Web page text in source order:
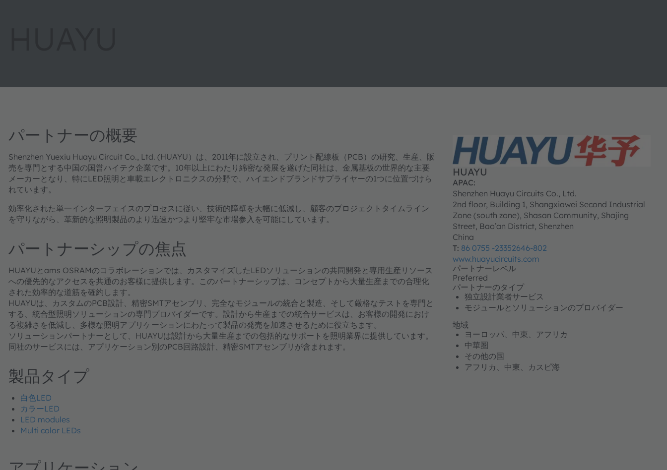
パートナーの概要
Shenzhen Yuexiu Huayu Circuit Co., Ltd. (HUAYU）は、2011年に設立され、プリント配線板（PCB）の研究、生産、販
売を専門とする中国の国営ハイテク企業です。10年以上にわたり綿密な発展を遂げた同社は、金属基板の世界的な主要
メーカーとなり、特にLED照明と車載エレクトロニクスの分野で、ハイエンドブランドサプライヤーの1つに位置づけら
れています。
効率化された単一インターフェイスのプロセスに従い、技術的障壁を大幅に低減し、顧客のプロジェクトタイムライン
を守りながら、革新的な照明製品のより迅速かつより堅牢な市場参入を可能にしています。
パートナーシップの焦点
HUAYUとams OSRAMのコラボレーションでは、カスタマイズしたLEDソリューションの共同開発と専用生産リソース
への優先的なアクセスを共通のお客様に提供します。このパートナーシップは、コンセプトから大量生産までの合理化
された効率的な道筋を確約します。
HUAYUは、カスタムのPCB設計、精密SMTアセンブリ、完全なモジュールの統合と製造、そして厳格なテストを専門と
する、統合型照明ソリューションの専門プロバイダーです。設計から生産までの統合サービスは、お客様の開発におけ
る複雑さを低減し、多様な照明アプリケーションにわたって製品の発売を加速させるために役立ちます。
ソリューションパートナーとして、HUAYUは設計から大量生産までの包括的なサポートを照明業界に提供しています。
同社のサービスには、アプリケーション別のPCB回路設計、精密SMTアセンブリが含まれます。
製品タイプ
白色LED
カラーLED
LED modules
Multi color LEDs
HUAYU
APAC:
Shenzhen Huayu Circuits Co., Ltd.
2nd floor, Building 1, Shangxiawei Second Industrial
Zone (south zone), Shasan Community, Shajing
Street, Bao’an District, Shenzhen
China
T: 86 0755 -23352646-802
www.huayucircuits.com
パートナーレベル
Preferred
パートナーのタイプ
独立設計業者サービス
モジュールとソリューションのプロバイダー
地域
ヨーロッパ、中東、アフリカ
中華圏
その他の国
アフリカ、中東、カスピ海